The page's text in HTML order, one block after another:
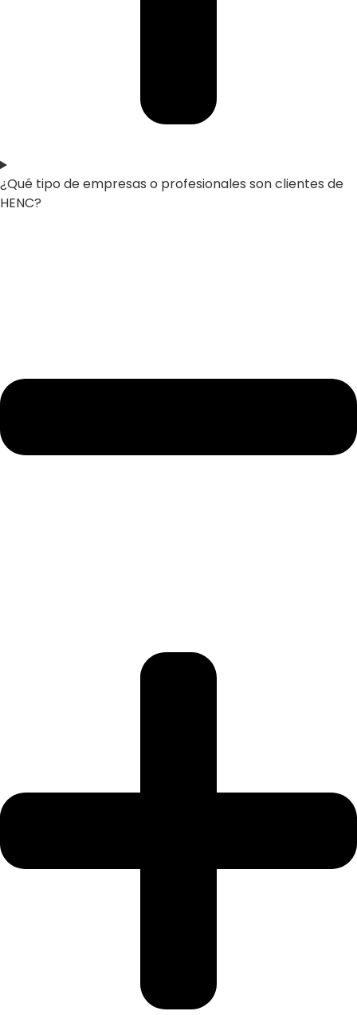
¿Qué tipo de empresas o profesionales son clientes de
HENC?